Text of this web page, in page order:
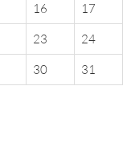
16
17
23
24
30 31